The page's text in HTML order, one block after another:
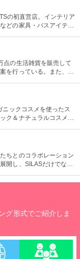
の初直営店。インテリア
どの家具・バスアイテム
に頼むことによって洗練
点の生活雑貨を販売して
を行っている。また、買
ックコスメを使ったス
ク＆ナチュラルコスメを
ちとのコラボレーション
開し、SILASだけでな
グ形式でご紹介しま